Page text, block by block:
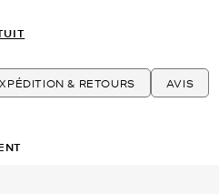
& RETOURS AVIS